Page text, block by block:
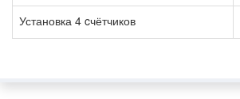
Установка 4 cчётчиков